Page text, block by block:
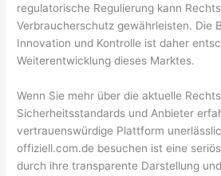
regulatorische Regulierung kann
Verbraucherschutz gewährleisten. Die
Innovation und Kontrolle ist daher
Weiterentwicklung dieses Marktes.
Wenn Sie mehr über die aktuelle
Sicherheitsstandards und Anbieter
vertrauenswürdige Plattform
offiziell.com.de besuchen ist eine
durch ihre transparente Darstellung